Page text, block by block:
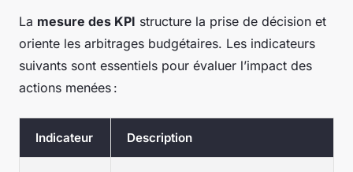
La mesure des KPI structure la prise de décision et
oriente les arbitrages budgétaires. Les indicateurs
suivants sont essentiels pour évaluer l’impact des
actions menées :
Indicateur Description